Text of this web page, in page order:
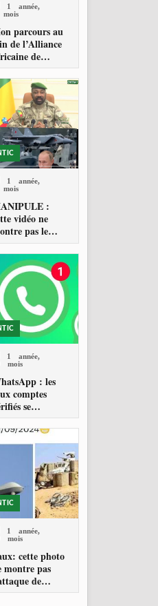
1 année,
parcours au
de l’Alliance
de
des
(AFCA)
1 année,
:
vidéo ne
pas le
de la
du Mali,
Général
Assimi
tenir un
en russe
1 année,
mois
: les
comptes
se
voici
les
et vous
1 année,
mois
cette photo
montre pas
de
au Mali